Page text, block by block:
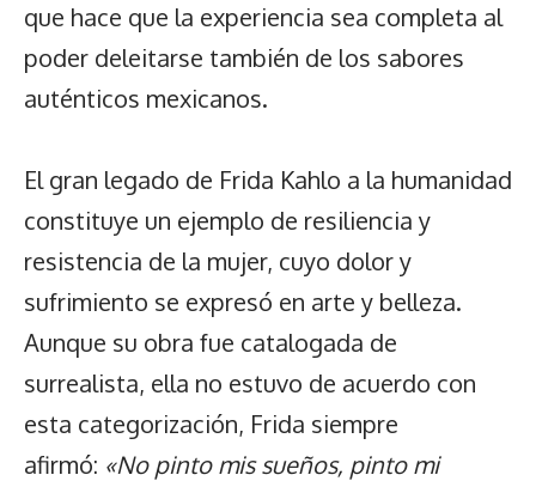
que hace que la experiencia sea completa al
poder deleitarse también de los sabores
auténticos mexicanos.
El gran legado de Frida Kahlo a la humanidad
constituye un ejemplo de resiliencia y
resistencia de la mujer, cuyo dolor y
sufrimiento se expresó en arte y belleza.
Aunque su obra fue catalogada de
surrealista, ella no estuvo de acuerdo con
esta categorización, Frida siempre
afirmó: «No pinto mis sueños, pinto mi